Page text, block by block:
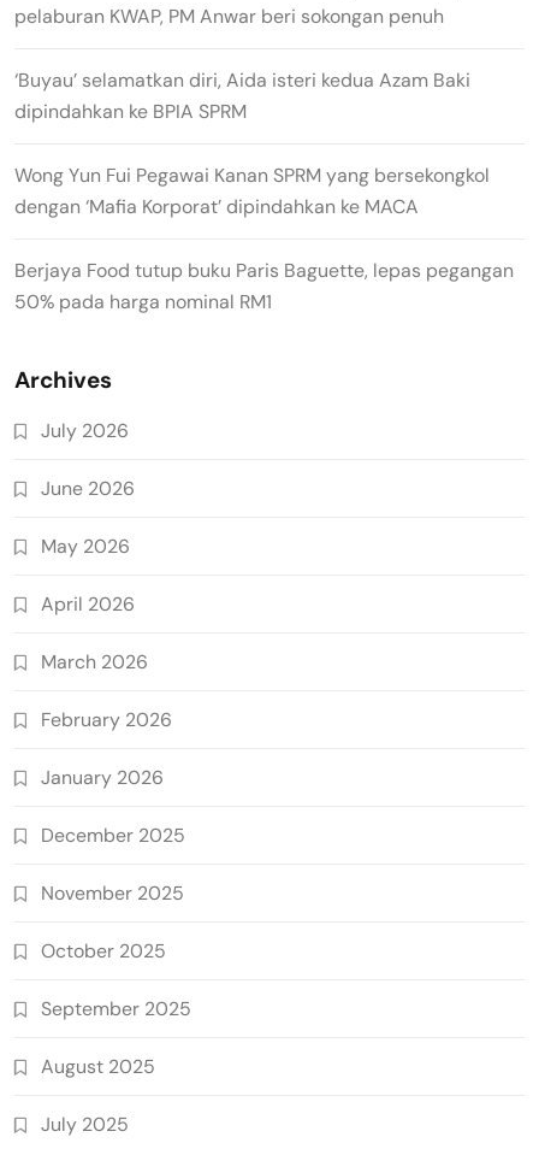
pelaburan KWAP, PM Anwar beri sokongan penuh
‘Buyau’ selamatkan diri, Aida isteri kedua Azam Baki
dipindahkan ke BPIA SPRM
Wong Yun Fui Pegawai Kanan SPRM yang bersekongkol
dengan ‘Mafia Korporat’ dipindahkan ke MACA
Berjaya Food tutup buku Paris Baguette, lepas pegangan
50% pada harga nominal RM1
Archives
July 2026
June 2026
May 2026
April 2026
March 2026
February 2026
January 2026
December 2025
November 2025
October 2025
September 2025
August 2025
July 2025